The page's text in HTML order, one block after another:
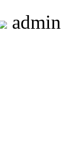
admin